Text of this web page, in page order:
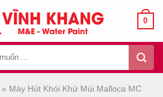
0
» Máy Hút Khói Khử Mùi Malloca MC